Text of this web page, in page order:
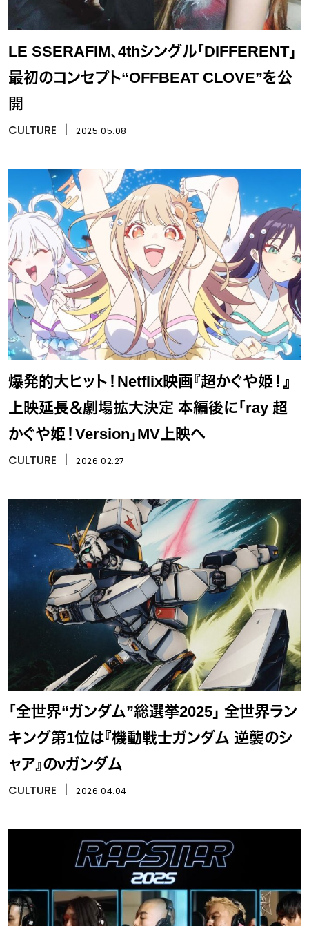
LE SSERAFIM、4thシングル「DIFFERENT」
最初のコンセプト“OFFBEAT CLOVE”を公
開
CULTURE 2025.05.08
爆発的大ヒット！Netflix映画『超かぐや姫！』
上映延長＆劇場拡大決定 本編後に「ray 超
かぐや姫！Version」MV上映へ
CULTURE 2026.02.27
「全世界“ガンダム”総選挙2025」 全世界ラン
キング第1位は『機動戦士ガンダム 逆襲のシ
ャア』のνガンダム
CULTURE 2026.04.04